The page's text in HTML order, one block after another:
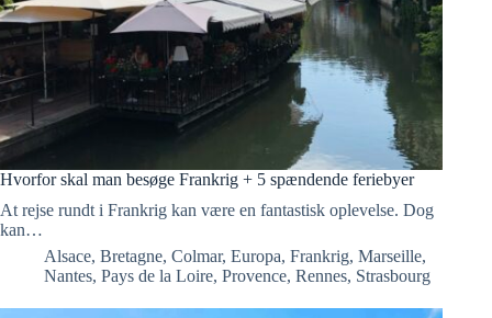
Hvorfor skal man besøge Frankrig + 5 spændende feriebyer
At rejse rundt i Frankrig kan være en fantastisk oplevelse. Dog
kan…
Alsace, Bretagne, Colmar, Europa, Frankrig, Marseille,
Nantes, Pays de la Loire, Provence, Rennes, Strasbourg